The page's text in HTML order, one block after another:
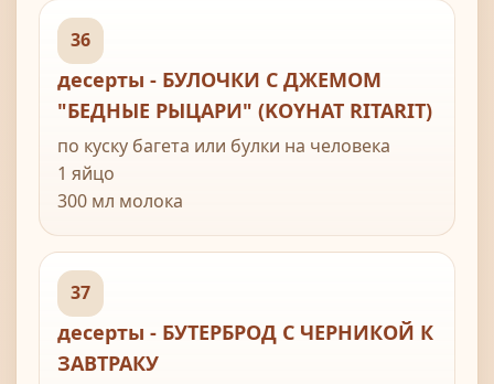
набор свежих фруктов
банан
36
десерты - БУЛОЧКИ С ДЖЕМОМ
"БЕДНЫЕ РЫЦАРИ" (KOYHAT RITARIT)
по куску багета или булки на человека
1 яйцо
300 мл молока
сливочное масло для обжаривания
брусничное варенье
37
десерты - БУТЕРБРОД С ЧЕРНИКОЙ К
ЗАВТРАКУ